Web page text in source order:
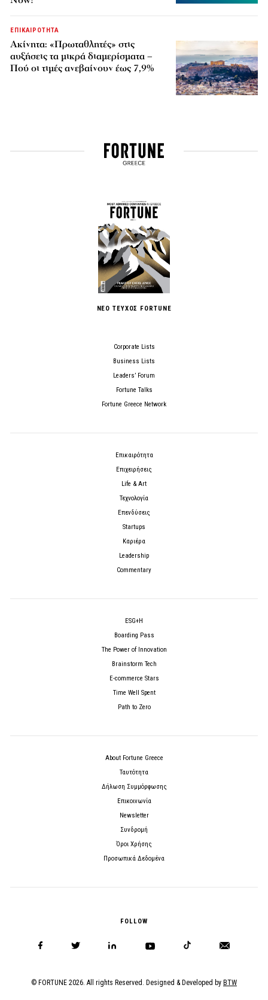
ΕΠΙΚΑΙΡΟΤΗΤΑ
Ακίνητα: «Πρωταθλητές» στις
αυξήσεις τα μικρά διαμερίσματα –
Πού οι τιμές ανεβαίνουν έως 7,9%
ΝΕΟ ΤΕΥΧΟΣ FORTUNE
Corporate Lists
Business Lists
Leaders’ Forum
Fortune Talks
Fortune Greece Network
Επικαιρότητα
Επιχειρήσεις
Life & Art
Τεχνολογία
Επενδύσεις
Startups
Καριέρα
Leadership
Commentary
ESG+H
Boarding Pass
The Power of Innovation
Brainstorm Tech
E-commerce Stars
Time Well Spent
Path to Zero
About Fortune Greece
Ταυτότητα
Δήλωση Συμμόρφωσης
Επικοινωνία
Newsletter
Συνδρομή
Όροι Χρήσης
Προσωπικά Δεδομένα
FOLLOW
© FORTUNE 2026. All rights Reserved. Designed & Developed by BTW